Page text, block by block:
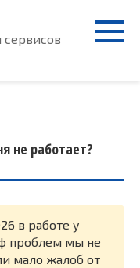
сервисов
не работает?
в работе у
проблем мы не
мало жалоб от